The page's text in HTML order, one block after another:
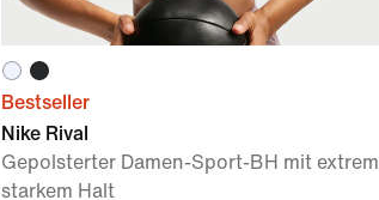
Bestseller
Nike Rival
Gepolsterter Damen-Sport-BH mit extrem
starkem Halt